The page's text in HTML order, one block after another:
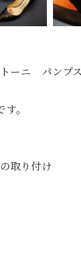
ーニ パンプ
。
取り付け